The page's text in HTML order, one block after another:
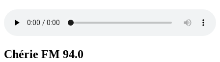
Chérie FM 94.0